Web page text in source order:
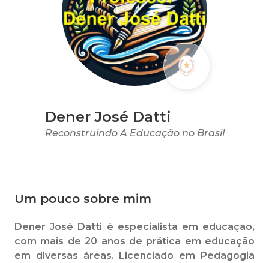
Dener José Datti
Reconstruindo A Educação no Brasil
Um pouco sobre mim
Dener José Datti é especialista em educação,
com mais de 20 anos de prática em educação
em diversas áreas. Licenciado em Pedagogia